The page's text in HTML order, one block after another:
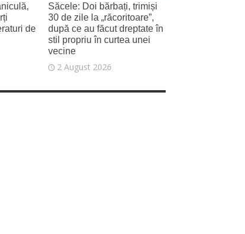
de
Săcele: Doi bărbați, trimiși
30 de zile la „răcoritoare”,
după ce au făcut dreptate în
stil propriu în curtea unei
vecine
2 August 2026